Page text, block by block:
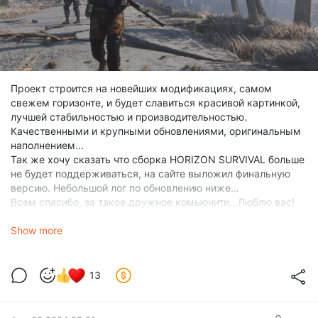
Проект строится на новейших модификациях, самом
свежем горизонте, и будет славиться красивой картинкой,
лучшей стабильностью и производительностью.
Качественными и крупными обновлениями, оригинальным
наполнением...
Так же хочу сказать что сборка HORIZON SURVIVAL больше
не будет поддерживаться, на сайте выложил финальную
версию. Небольшой лог по обновлению ниже...
Всем спасибо, за такое дружное комьюнити...Люблю вас!
переводами и правками. Ласт версия горизонта тяжелее
Важные изменения
Общее в сборке:
Show more
13